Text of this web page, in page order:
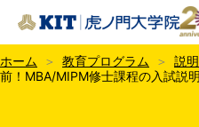
KIT虎ノ門大学院
ホーム 教育プログラム 説
前！MBA/MIPM修士課程の入試説